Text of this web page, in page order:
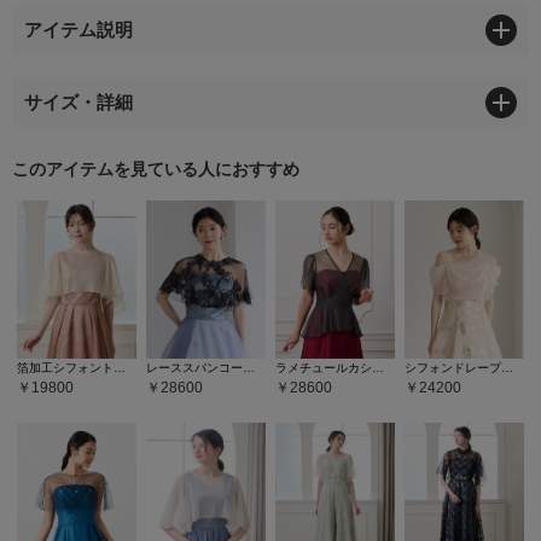
アイテム説明
サイズ・詳細
このアイテムを見ている人におすすめ
箔加工シフォントップス
19800
レーススパンコール刺繍ケープ
28600
ラメチュールカシュクールデザインブラウス
28600
シフォンドレープトップス
24200